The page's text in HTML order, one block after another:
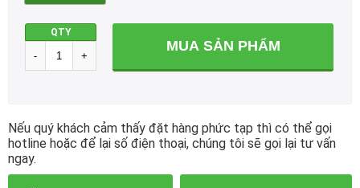
QTY
MUA SẢN PHẨM
Nếu quý khách cảm thấy đặt hàng phức tạp thì có thể gọi
hotline hoặc để lại số điện thoại, chúng tôi sẽ gọi lại tư vấn
ngay.